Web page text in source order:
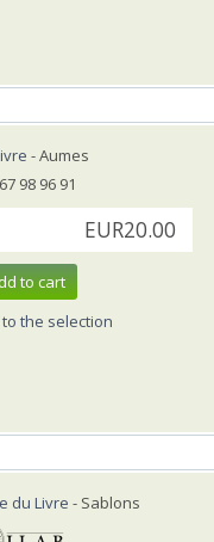
- Aumes
98 96 91
EUR20.00
to cart
the selection
du Livre - Sablons